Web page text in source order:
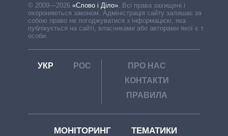
© 2009—2026 «Слово і Діло»
Всі права захищені і
охороняються законом. Адміністрація сайту залишає за
собою право не погоджуватися з інформацією, яка
публікується на сайті, власниками або авторами якої є треті
особи.
УКР РОС
ПРО НАС
КОНТАКТИ
ПРАВИЛА
МОНІТОРИНГ ТЕМАТИКИ